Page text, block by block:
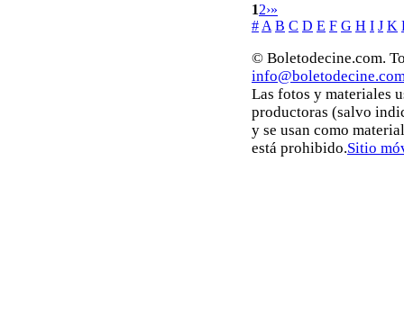
12›»
# A B C D E F G H I J K
© Boletodecine.com.
Las fotos y materiales
productoras (salvo
y se usan como
está prohibido.Sitio